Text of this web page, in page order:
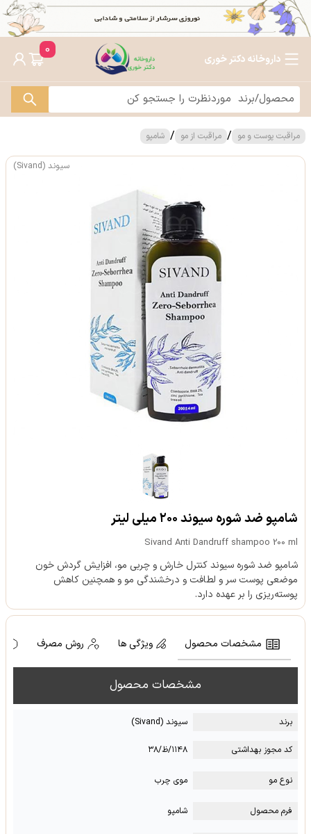
داروخانه دکتر خوری
0
مراقبت پوست و مو / مراقبت از مو / شامپو
سیوند (Sivand)
شامپو ضد شوره سیوند ۲۰۰ میلی لیتر
Sivand Anti Dandruff shampoo 200 ml
شامپو ضد شوره سیوند کنترل خارش و چربی مو، افزایش گردش خون
موضعی پوست سر و لطافت و درخشندگی مو و همچنین کاهش
پوسته‌ریزی را بر عهده دارد.
مشخصات محصول ویژگی ها روش مصرف
مشخصات محصول
برند سیوند (Sivand)
کد مجوز بهداشتی ۱۱۴۸/ظ/۳۸
نوع مو موی چرب
فرم محصول شامپو